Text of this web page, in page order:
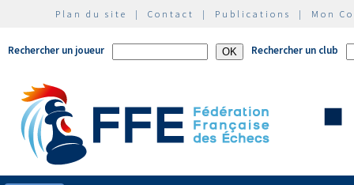
Plan du site | Contact | Publications | Mon
Rechercher un joueur Rechercher un club